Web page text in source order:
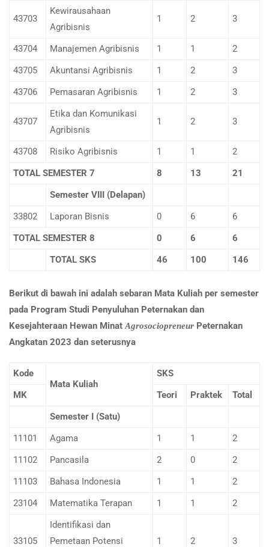
43703
Kewirausahaan
Agribisnis
1 2 3
43704 Manajemen Agribisnis 1 1
2
43705
Akuntansi Agribisnis 1 2
3
43706
Pemasaran Agribisnis 1 2 3
43707
Etika dan Komunikasi
Agribisnis
1 2 3
43708 Risiko Agribisnis 1 1
2
TOTAL SEMESTER 7
8 13
21
Semester VIII (Delapan)
33802
Laporan Bisnis 0 6
6
TOTAL SEMESTER 8
0 6
6
TOTAL SKS
46 100 146
Berikut di bawah ini adalah sebaran Mata Kuliah per semester
pada Program Studi Penyuluhan Peternakan dan
Kesejahteraan Hewan MinatAgrosociopreneur Peternakan
Angkatan 2023 dan seterusnya
Kode
Mata Kuliah
SKS
MK
Teori Praktek
Total
Semester I (Satu)
11101
Agama 1 1
2
11102
Pancasila 2 0
2
11103
Bahasa Indonesia 1 1
2
23104
Matematika Terapan 1 1 2
33105
Identifikasi dan
Pemetaan Potensi
1 2 3